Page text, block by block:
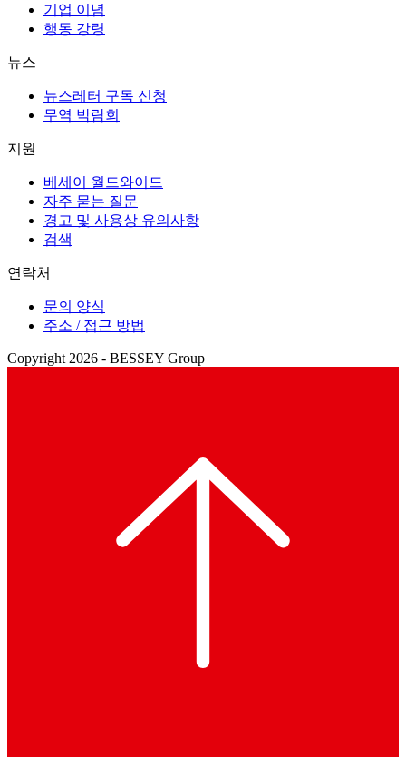
기업 이념
행동 강령
뉴스
뉴스레터 구독 신청
무역 박람회
지원
베세이 월드와이드
자주 묻는 질문
경고 및 사용상 유의사항
검색
연락처
문의 양식
주소 / 접근 방법
Copyright 2026 - BESSEY Group